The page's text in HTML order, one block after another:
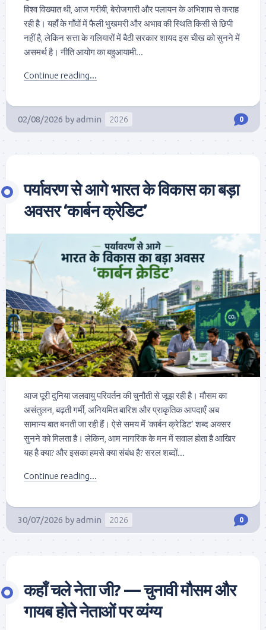
विश्व विख्यात थी, आज गरीबी, बेरोजगारी और पलायन के अभिशाप से कराह
रही है। यहाँ के गाँवों में फैली भुखमरी और अभाव की स्थिति किसी से छिपी
नहीं है, लेकिन सत्ता के गलियारों में बैठी सरकार शायद इस चीख को सुनने में
असमर्थ है। नीति आयोग का बहुआयामी...
Continue reading...
02/08/2026 byadmin 2026 0
पर्यावरण से आगे भारत के विकास का बड़ा
अवसर ‘कार्बन क्रेडिट’
आज पूरी दुनिया जलवायु परिवर्तन की चुनौती से जूझ रही है। मौसम का
असंतुलन, बढ़ती गर्मी, अनियमित बारिश और प्राकृतिक आपदाएँ अब
सामान्य बात बनती जा रही हैं। ऐसे समय में ‘कार्बन क्रेडिट’ शब्द अक्सर
सुनने को मिलता है। लेकिन, आम नागरिक के मन में सवाल होता है आखिर
यह है क्या? और इसका हमसे क्या संबंध है? सरल शब्दों...
Continue reading...
30/07/2026 byadmin 2026 0
कहाँ चले नेता जी? — चुनावी मौसम और
गायब होते नेताओं पर व्यंग्य